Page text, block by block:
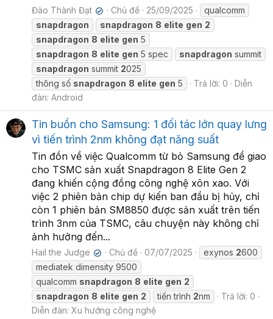
Đào Thành Đạt ✔ Chủ đề 25/09/2025
qualcomm
snapdragon
snapdragon 8 elite gen 2
snapdragon 8 elite gen 5
snapdragon 8 elite gen 5 spec snapdragon summit
snapdragon summit 2025
thông số snapdragon 8 elite gen 5 Trả lời: 0
Diễn
đàn: Android
Tin buồn cho Samsung: 1 đối tác lớn quay lưng
vì tiến trình 2nm không đạt năng suất
Tin đồn về việc Qualcomm từ bỏ Samsung để giao
cho TSMC sản xuất Snapdragon 8 Elite Gen 2
đang khiến cộng đồng công nghệ xôn xao. Với
việc 2 phiên bản chip dự kiến ban đầu bị hủy, chỉ
còn 1 phiên bản SM8850 được sản xuất trên tiến
trình 3nm của TSMC, câu chuyện này không chỉ
ảnh hưởng đến...
Hail the Judge ✔ Chủ đề 07/07/2025 exynos 2600
mediatek dimensity 9500
qualcomm snapdragon 8 elite gen 2
snapdragon 8 elite gen 2 tiến trình 2nm
Trả lời: 0
Diễn đàn: Xu hướng công nghệ